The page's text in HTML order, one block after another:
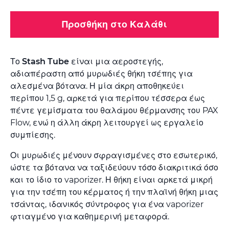
Προσθήκη στο Καλάθι
Το Stash Tube είναι μια αεροστεγής,
αδιαπέραστη από μυρωδιές θήκη τσέπης για
αλεσμένα βότανα. Η μία άκρη αποθηκεύει
περίπου 1,5 g, αρκετά για περίπου τέσσερα έως
πέντε γεμίσματα του θαλάμου θέρμανσης του PAX
Flow, ενώ η άλλη άκρη λειτουργεί ως εργαλείο
συμπίεσης.
Οι μυρωδιές μένουν σφραγισμένες στο εσωτερικό,
ώστε τα βότανα να ταξιδεύουν τόσο διακριτικά όσο
και το ίδιο το vaporizer. Η θήκη είναι αρκετά μικρή
για την τσέπη του κέρματος ή την πλαϊνή θήκη μιας
τσάντας, ιδανικός σύντροφος για ένα vaporizer
φτιαγμένο για καθημερινή μεταφορά.